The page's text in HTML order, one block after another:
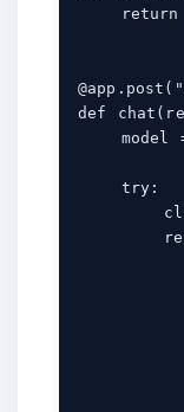
return
def
model
    try: